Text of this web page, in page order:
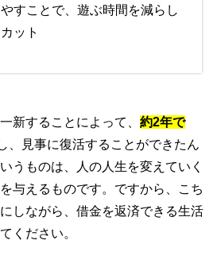
すことで、遊ぶ時間を減らし
ット
新することによって、 約2年で
、見事に復活することができたん
うものは、人の人生を変えていく
与えるものです。ですから、こち
しながら、借金を返済できる生活
ください。